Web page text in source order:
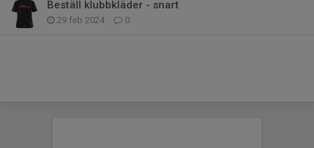
Beställ klubbkläder - snart
29 feb 2024 0